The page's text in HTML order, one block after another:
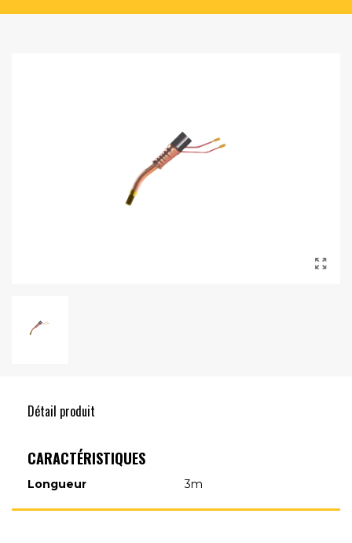
Détail produit
CARACTÉRISTIQUES
Longueur 3m